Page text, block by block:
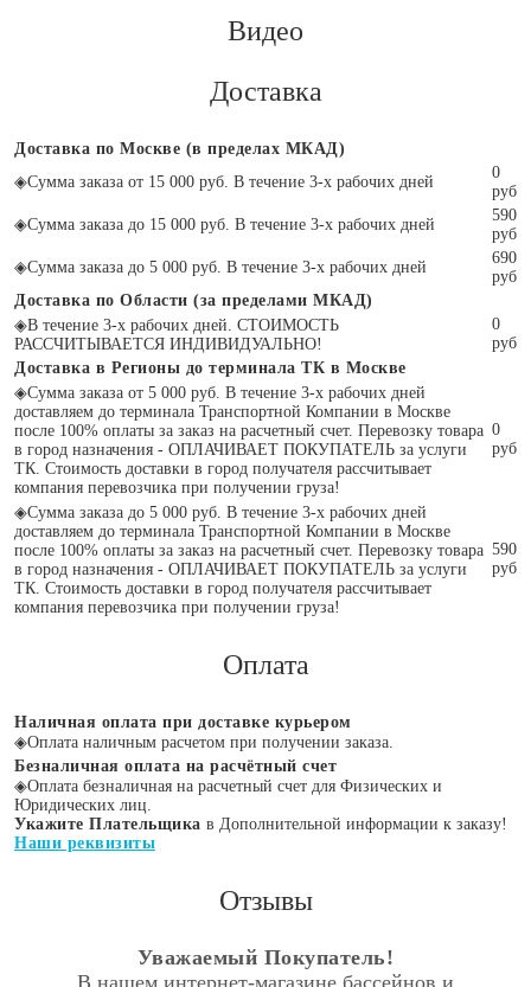
Видео
Доставка
Доставка по Москве (в пределах МКАД)
◈Сумма заказа от 15 000 руб. В течение 3-х рабочих дней
0
руб
◈Сумма заказа до 15 000 руб. В течение 3-х рабочих дней
590
руб
◈Сумма заказа до 5 000 руб. В течение 3-х рабочих дней
690
руб
Доставка по Области (за пределами МКАД)
◈В течение 3-х рабочих дней. СТОИМОСТЬ
РАССЧИТЫВАЕТСЯ ИНДИВИДУАЛЬНО!
0
руб
Доставка в Регионы до терминала ТК в Москве
◈Сумма заказа от 5 000 руб. В течение 3-х рабочих дней
доставляем до терминала Транспортной Компании в Москве
после 100% оплаты за заказ на расчетный счет. Перевозку товара
в город назначения - ОПЛАЧИВАЕТ ПОКУПАТЕЛЬ за услуги
ТК. Стоимость доставки в город получателя рассчитывает
компания перевозчика при получении груза!
0
руб
◈Сумма заказа до 5 000 руб. В течение 3-х рабочих дней
доставляем до терминала Транспортной Компании в Москве
после 100% оплаты за заказ на расчетный счет. Перевозку товара
в город назначения - ОПЛАЧИВАЕТ ПОКУПАТЕЛЬ за услуги
ТК. Стоимость доставки в город получателя рассчитывает
компания перевозчика при получении груза!
590
руб
Оплата
Наличная оплата при доставке курьером
◈Оплата наличным расчетом при получении заказа.
Безналичная оплата на расчётный счет
◈Оплата безналичная на расчетный счет для Физических и
Юридических лиц.
Укажите Плательщика в Дополнительной информации к заказу!
Наши реквизиты
Отзывы
Уважаемый Покупатель!
В нашем интернет-магазине бассейнов и